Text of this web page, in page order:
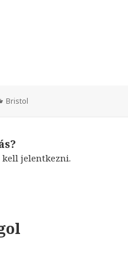
Kategória
Bristol
kell jelentkezni.